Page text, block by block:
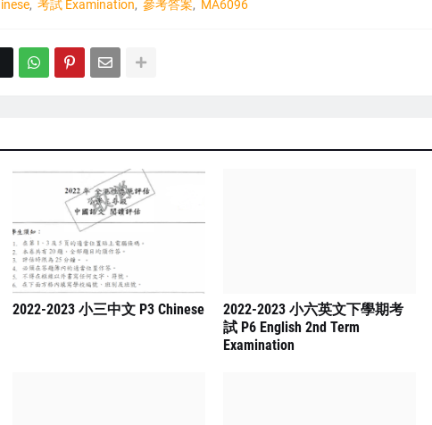
考試 Examination 參考答案 MA6096
2022-2023 小三中文 P3 Chinese
2022-2023 小六英文下學期考
試 P6 English 2nd Term
Examination